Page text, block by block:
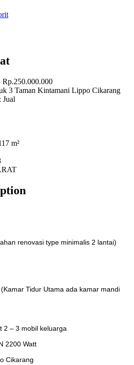
3 Taman Kintamani Lippo Cikarang
Jual
m²
type minimalis 2 lantai)
Tidur Utama ada kamar mandi
3 mobil keluarga
Watt